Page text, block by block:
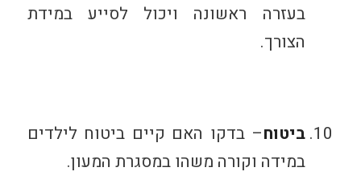
בעזרה ראשונה ויכול לסייע במידת
הצורך.
ביטוח– בדקו האם קיים ביטוח לילדים
במידה וקורה משהו במסגרת המעון.